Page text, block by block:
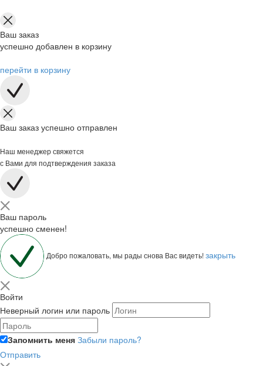
Ваш заказ
успешно добавлен в корзину
перейти в корзину
Ваш заказ успешно отправлен
Наш менеджер свяжется
с Вами для подтверждения заказа
Ваш пароль
успешно сменен!
Добро пожаловать, мы рады снова Вас видеть!закрыть
Войти
Неверный логин или пароль
Запомнить меня Забыли пароль?
Отправить